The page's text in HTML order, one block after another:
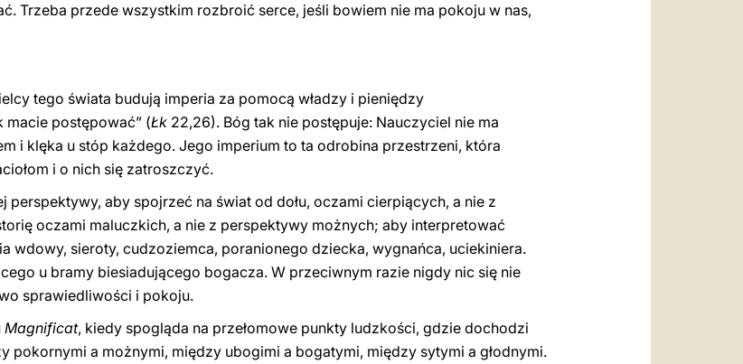
Trzeba przede wszystkim rozbroić serce, jeśli bowiem nie ma pokoju w nas,
tego świata budują imperia za pomocą władzy i pieniędzy
macie postępować” (Łk 22,26). Bóg tak nie postępuje: Nauczyciel nie ma
i klęka u stóp każdego. Jego imperium to ta odrobina przestrzeni, która
i o nich się zatroszczyć.
aby spojrzeć na świat od dołu, oczami cierpiących, a nie z
oczami maluczkich, a nie z perspektywy możnych; aby interpretować
wdowy, sieroty, cudzoziemca, poranionego dziecka, wygnańca, uciekiniera.
u bramy biesiadującego bogacza. W przeciwnym razie nigdy nic się nie
sprawiedliwości i pokoju.
Magnificat, kiedy spogląda na przełomowe punkty ludzkości, gdzie dochodzi
pokornymi a możnymi, między ubogimi a bogatymi, między sytymi a głodnymi.